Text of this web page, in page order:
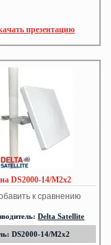
презентацию
DS2000-14/M2x2
к сравнению
Delta Satellite
DS2000-14/M2x2